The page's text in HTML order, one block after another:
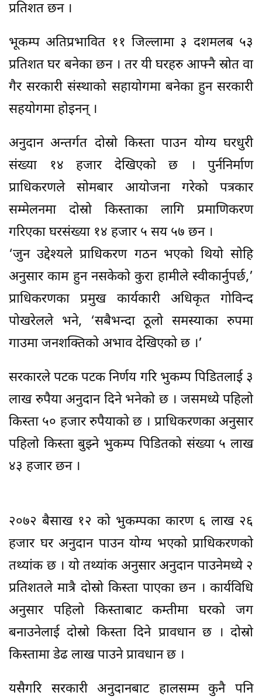
प्रतिशत छन ।
भूकम्प अतिप्रभावित ११ जिल्लामा ३ दशमलब ५३
प्रतिशत घर बनेका छन । तर यी घरहरु आफ्नै स्रोत वा
गैर सरकारी संस्थाको सहायोगमा बनेका हुन सरकारी
सहयोगमा होइनन् ।
अनुदान अन्तर्गत दोस्रो किस्ता पाउन योग्य घरधुरी
संख्या १४ हजार देखिएको छ । पुर्ननिर्माण
प्राधिकरणले सोमबार आयोजना गरेको पत्रकार
सम्मेलनमा दोस्रो किस्ताका लागि प्रमाणिकरण
गरिएका घरसंख्या १४ हजार ५ सय ५७ छन ।
‘जुन उद्देश्यले प्राधिकरण गठन भएको थियो सोहि
अनुसार काम हुन नसकेको कुरा हामीले स्वीकार्नुपर्छ,’
प्राधिकरणका प्रमुख कार्यकारी अधिकृत गोविन्द
पोखरेलले भने, ‘सबैभन्दा ठूलो समस्याका रुपमा
गाउमा जनशक्तिको अभाव देखिएको छ ।’
सरकारले पटक पटक निर्णय गरि भुकम्प पिडितलाई ३
लाख रुपैया अनुदान दिने भनेको छ । जसमध्ये पहिलो
किस्ता ५० हजार रुपैयाको छ । प्राधिकरणका अनुसार
पहिलो किस्ता बुझ्ने भुकम्प पिडितको संख्या ५ लाख
४३ हजार छन ।
२०७२ बैसाख १२ को भुकम्पका कारण ६ लाख २६
हजार घर अनुदान पाउन योग्य भएको प्राधिकरणको
तथ्यांक छ । यो तथ्यांक अनुसार अनुदान पाउनेमध्ये २
प्रतिशतले मात्रै दोस्रो किस्ता पाएका छन । कार्यविधि
अनुसार पहिलो किस्ताबाट कम्तीमा घरको जग
बनाउनेलाई दोस्रो किस्ता दिने प्रावधान छ । दोस्रो
किस्तामा डेढ लाख पाउने प्रावधान छ ।
यसैगरि सरकारी अनुदानबाट हालसम्म कुनै पनि